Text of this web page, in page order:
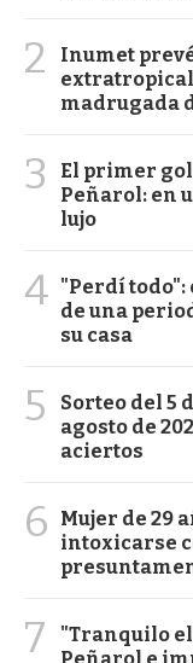
2
Inumet
extratropical
madrugada
3
El primer
Peñarol: en
lujo
4 "Perdí todo":
de una
su casa
5
Sorteo del 5
agosto de
aciertos
6
Mujer de 29
intoxicarse
7
"Tranquilo